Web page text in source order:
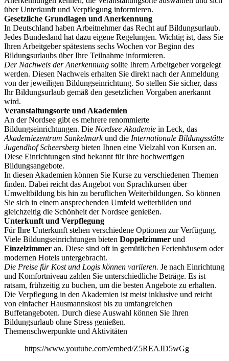
über Unterkunft und Verpflegung informieren.
Gesetzliche Grundlagen und Anerkennung
In Deutschland haben Arbeitnehmer das Recht auf Bildungsurlaub.
Jedes Bundesland hat dazu eigene Regelungen. Wichtig ist, dass Sie
Ihren Arbeitgeber spätestens sechs Wochen vor Beginn des
Bildungsurlaubs über Ihre Teilnahme informieren.
Der Nachweis der Anerkennung sollte Ihrem Arbeitgeber vorgelegt
werden. Diesen Nachweis erhalten Sie direkt nach der Anmeldung
von der jeweiligen Bildungseinrichtung. So stellen Sie sicher, dass
Ihr Bildungsurlaub gemäß den gesetzlichen Vorgaben anerkannt
wird.
Veranstaltungsorte und Akademien
An der Nordsee gibt es mehrere renommierte
Bildungseinrichtungen. Die Nordsee Akademie in Leck, das
Akademiezentrum Sankelmarkund die Internationale Bildungsstätte
Jugendhof Scheersberg bieten Ihnen eine Vielzahl von Kursen an.
Diese Einrichtungen sind bekannt für ihre hochwertigen
Bildungsangebote.
In diesen Akademien können Sie Kurse zu verschiedenen Themen
finden. Dabei reicht das Angebot von Sprachkursen über
Umweltbildung bis hin zu beruflichen Weiterbildungen. So können
Sie sich in einem ansprechenden Umfeld weiterbilden und
gleichzeitig die Schönheit der Nordsee genießen.
Unterkunft und Verpflegung
Für Ihre Unterkunft stehen verschiedene Optionen zur Verfügung.
Viele Bildungseinrichtungen bieten Doppelzimmer und
Einzelzimmer an. Diese sind oft in gemütlichen Ferienhäusern oder
modernen Hotels untergebracht.
Die Preise für Kost und Logis können variieren. Je nach Einrichtung
und Komfortniveau zahlen Sie unterschiedliche Beträge. Es ist
ratsam, frühzeitig zu buchen, um die besten Angebote zu erhalten.
Die Verpflegung in den Akademien ist meist inklusive und reicht
von einfacher Hausmannskost bis zu umfangreichen
Buffetangeboten. Durch diese Auswahl können Sie Ihren
Bildungsurlaub ohne Stress genießen.
Themenschwerpunkte und Aktivitäten
https://www.youtube.com/embed/Z5REAJD5wGg